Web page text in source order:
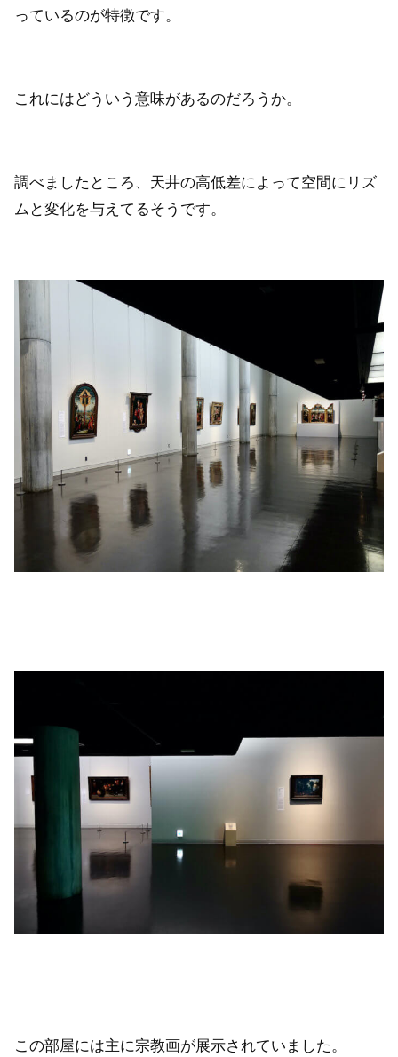
っているのが特徴です。
これにはどういう意味があるのだろうか。
調べましたところ、天井の高低差によって空間にリズ
ムと変化を与えてるそうです。
この部屋には主に宗教画が展示されていました。